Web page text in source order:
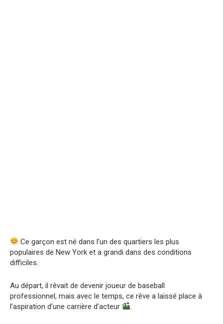
Ce garçon est né dans l’un des quartiers les plus
populaires de New York et a grandi dans des conditions
difficiles.
Au départ, il rêvait de devenir joueur de baseball
professionnel, mais avec le temps, ce rêve a laissé place à
l’aspiration d’une carrière d’acteur
.